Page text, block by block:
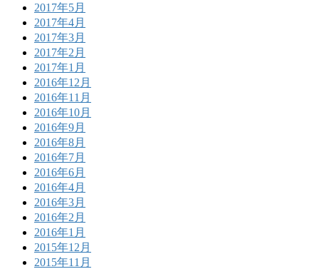
2017年5月
2017年4月
2017年3月
2017年2月
2017年1月
2016年12月
2016年11月
2016年10月
2016年9月
2016年8月
2016年7月
2016年6月
2016年4月
2016年3月
2016年2月
2016年1月
2015年12月
2015年11月